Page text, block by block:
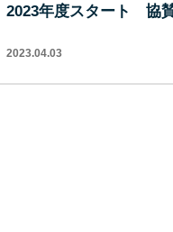
2023年度スタート 協
2023.04.03